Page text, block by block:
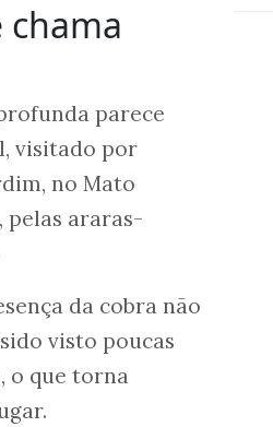
parece
visitado por
no Mato
pelas araras-
da cobra não
visto poucas
o que torna